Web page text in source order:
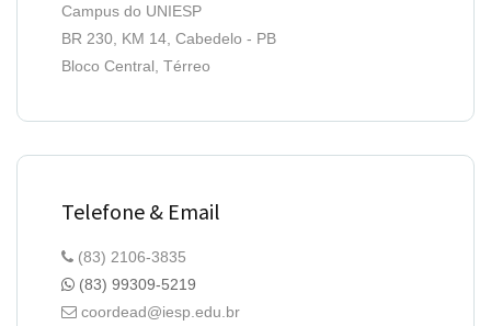
Campus do UNIESP
BR 230, KM 14, Cabedelo - PB
Bloco Central, Térreo
Telefone & Email
(83) 2106-3835
(83) 99309-5219
coordead@iesp.edu.br